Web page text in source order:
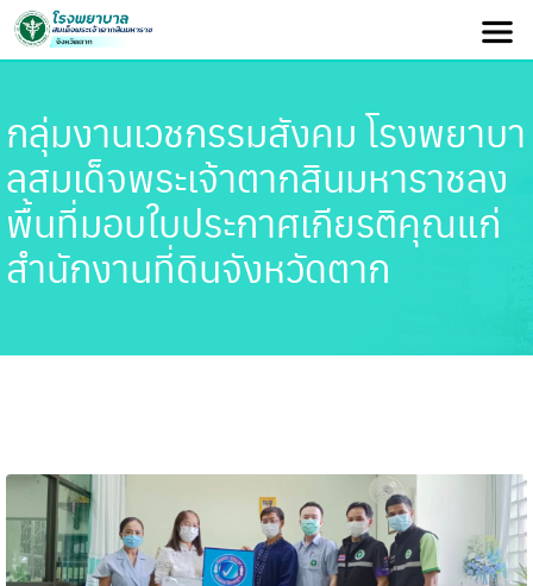
กลุ่มงานเวชกรรมสังคม โรงพยาบา
ลสมเด็จพระเจ้าตากสินมหาราชลง
พื้นที่มอบใบประกาศเกียรติคุณแก่
สำนักงานที่ดินจังหวัดตาก